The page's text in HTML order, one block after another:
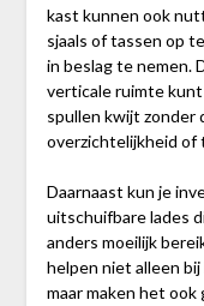
kast kunnen ook
sjaals of tassen op
in beslag te nemen.
verticale ruimte kunt
spullen kwijt zonder
overzichtelijkheid of
Daarnaast kun je
uitschuifbare lades
anders moeilijk
helpen niet alleen
maar maken het ook